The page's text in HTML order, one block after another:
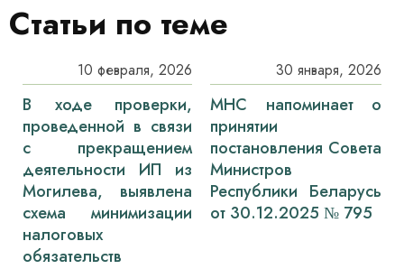
Статьи по теме
10 февраля, 2026
В ходе проверки,
проведенной в связи
с прекращением
деятельности ИП из
Могилева, выявлена
схема минимизации
налоговых
обязательств
30 января, 2026
МНС напоминает о
принятии
постановления Совета
Министров
Республики Беларусь
от 30.12.2025 № 795